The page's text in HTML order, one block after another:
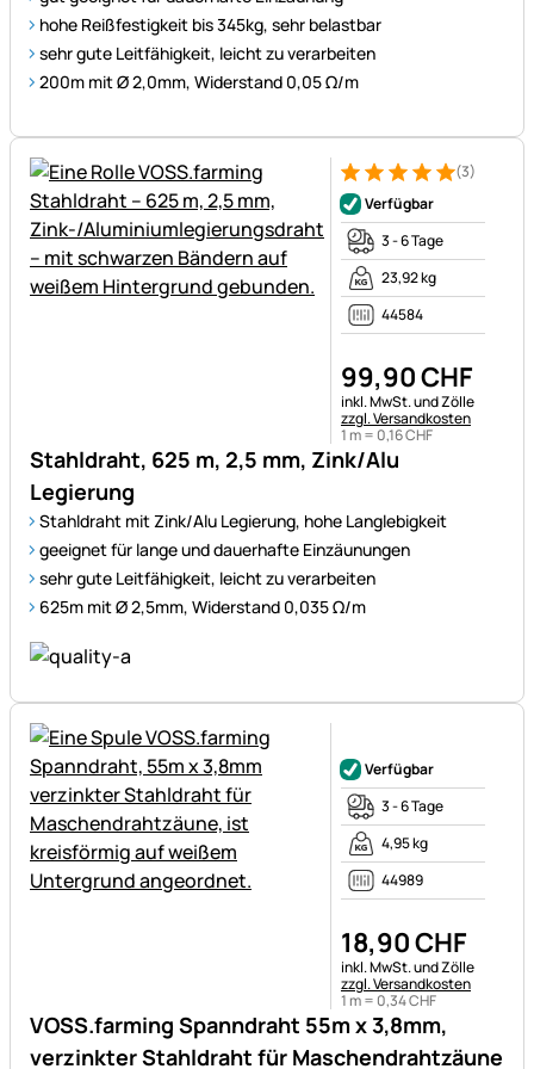
hohe Reißfestigkeit bis 345kg, sehr belastbar
sehr gute Leitfähigkeit, leicht zu verarbeiten
200m mit Ø 2,0mm, Widerstand 0,05 Ω/m
Stahldraht, 625 m, 2,5 mm, Zink/Alu
Legierung
Stahldraht mit Zink/Alu Legierung, hohe Langlebigkeit
geeignet für lange und dauerhafte Einzäunungen
sehr gute Leitfähigkeit, leicht zu verarbeiten
625m mit Ø 2,5mm, Widerstand 0,035 Ω/m
Bewertung: 5 von 5 (3
3 Bewertungen
(3)
Verfügbar
3 - 6 Tage
23,92 kg
44584
99,90CHF
Steuerhinweis:
inkl. MwSt. und Zölle
zzgl. Versandkosten
1 m = 0,16CHF
VOSS.farming Spanndraht 55m x 3,8mm,
verzinkter Stahldraht für Maschendrahtzäune
Verfügbar
3 - 6 Tage
4,95 kg
44989
18,90CHF
Steuerhinweis:
inkl. MwSt. und Zölle
zzgl. Versandkosten
1 m = 0,34CHF